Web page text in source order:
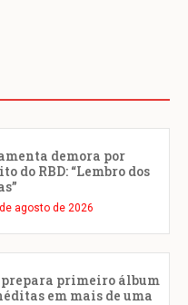
demora por
do RBD: “Lembro dos
agosto de 2026
primeiro álbum
em mais de uma